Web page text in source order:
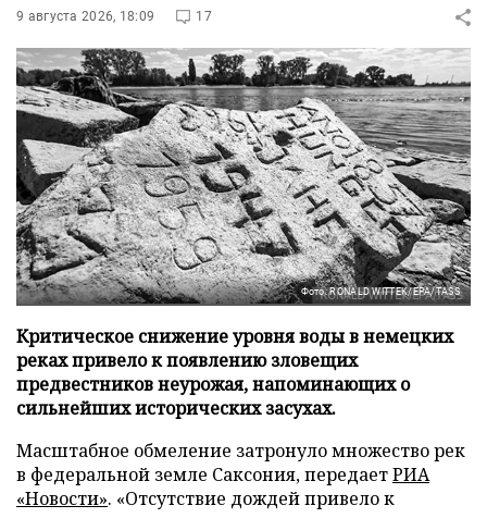
9 августа 2026, 18:09 17
Фото: RONALD WITTEK/EPA/TASS
Критическое снижение уровня воды в немецких
реках привело к появлению зловещих
предвестников неурожая, напоминающих о
сильнейших исторических засухах.
Масштабное обмеление затронуло множество рек
в федеральной земле Саксония, передаетРИА
«Новости». «Отсутствие дождей привело к